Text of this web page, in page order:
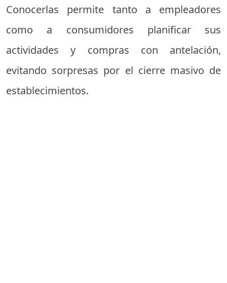
Conocerlas permite tanto a empleadores
como a consumidores planificar sus
actividades y compras con antelación,
evitando sorpresas por el cierre masivo de
establecimientos.